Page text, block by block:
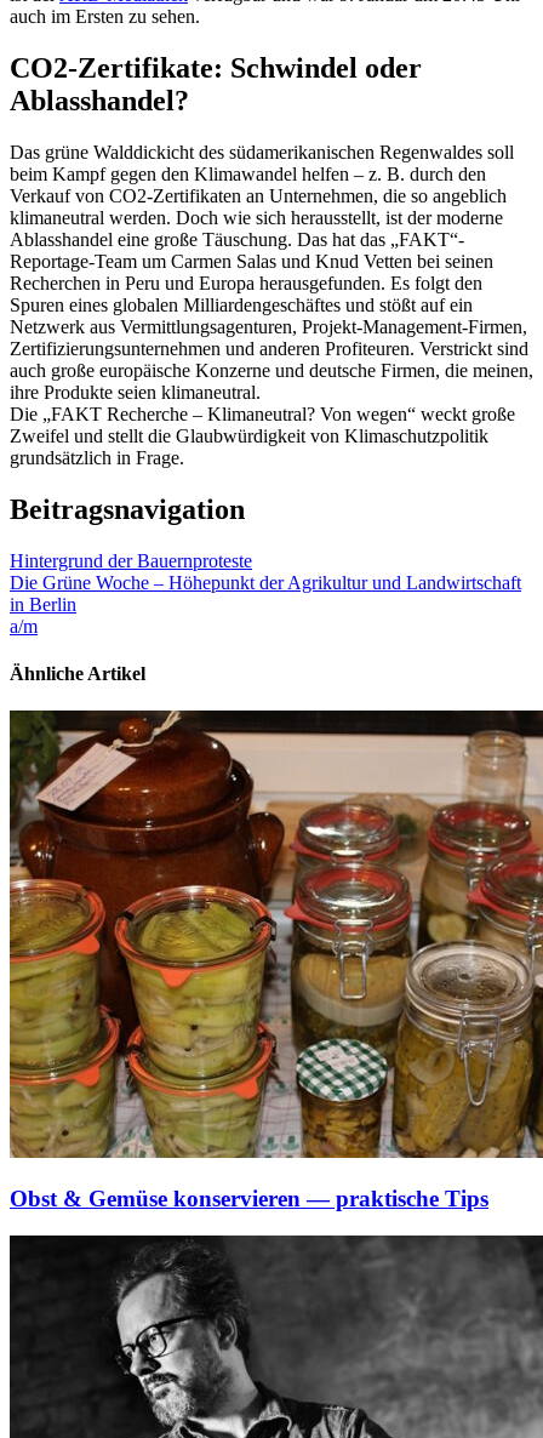
auch im Ersten zu sehen.
CO2-Zertifikate: Schwindel oder
Ablasshandel?
Das grüne Walddickicht des südamerikanischen Regenwaldes soll
beim Kampf gegen den Klimawandel helfen – z. B. durch den
Verkauf von CO2-Zertifikaten an Unternehmen, die so angeblich
klimaneutral werden. Doch wie sich herausstellt, ist der moderne
Ablasshandel eine große Täuschung. Das hat das „FAKT“-
Reportage-Team um Carmen Salas und Knud Vetten bei seinen
Recherchen in Peru und Europa herausgefunden. Es folgt den
Spuren eines globalen Milliardengeschäftes und stößt auf ein
Netzwerk aus Vermittlungsagenturen, Projekt-Management-Firmen,
Zertifizierungsunternehmen und anderen Profiteuren. Verstrickt sind
auch große europäische Konzerne und deutsche Firmen, die meinen,
ihre Produkte seien klimaneutral.
Die „FAKT Recherche – Klimaneutral? Von wegen“ weckt große
Zweifel und stellt die Glaubwürdigkeit von Klimaschutzpolitik
grundsätzlich in Frage.
Beitragsnavigation
Hintergrund der Bauernproteste
Die Grüne Woche – Höhepunkt der Agrikultur und Landwirtschaft
in Berlin
a/m
Ähnliche Artikel
Obst & Gemüse konservieren — praktische Tips